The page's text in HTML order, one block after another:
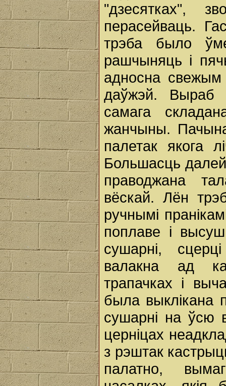
"дзесятках",
перасейваць.
трэба было
рашчыняць і
адносна
даўжэй. Выраб
самага
жанчыны.
палетак якога
Большасць
праводжана
вёскай. Лён
ручнымі
поплаве і
сушарні,
валакна ад
трапачках і
была выклікана
сушарні на ўсю
церніцах
з рэштак
палатно,